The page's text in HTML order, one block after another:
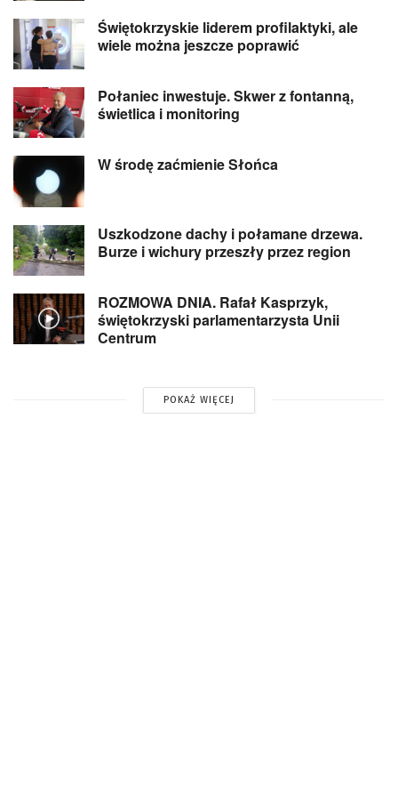
Świętokrzyskie liderem profilaktyki, ale
wiele można jeszcze poprawić
Połaniec inwestuje. Skwer z fontanną,
świetlica i monitoring
W środę zaćmienie Słońca
Uszkodzone dachy i połamane drzewa.
Burze i wichury przeszły przez region
ROZMOWA DNIA. Rafał Kasprzyk,
świętokrzyski parlamentarzysta Unii
Centrum
POKAŻ WIĘCEJ